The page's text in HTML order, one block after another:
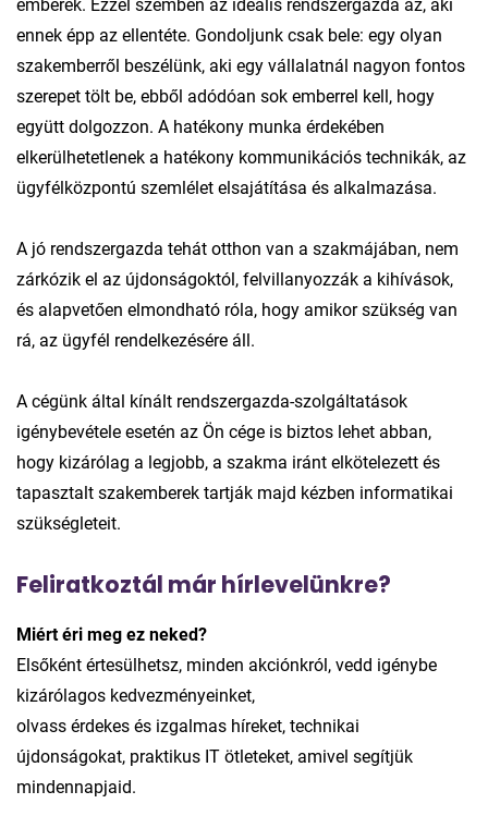
emberek. Ezzel szemben az ideális rendszergazda az, aki
ennek épp az ellentéte. Gondoljunk csak bele: egy olyan
szakemberről beszélünk, aki egy vállalatnál nagyon fontos
szerepet tölt be, ebből adódóan sok emberrel kell, hogy
együtt dolgozzon. A hatékony munka érdekében
elkerülhetetlenek a hatékony kommunikációs technikák, az
ügyfélközpontú szemlélet elsajátítása és alkalmazása.
A jó rendszergazda tehát otthon van a szakmájában, nem
zárkózik el az újdonságoktól, felvillanyozzák a kihívások,
és alapvetően elmondható róla, hogy amikor szükség van
rá, az ügyfél rendelkezésére áll.
A cégünk által kínált rendszergazda-szolgáltatások
igénybevétele esetén az Ön cége is biztos lehet abban,
hogy kizárólag a legjobb, a szakma iránt elkötelezett és
tapasztalt szakemberek tartják majd kézben informatikai
szükségleteit.
Feliratkoztál már hírlevelünkre?
Miért éri meg ez neked?
Elsőként értesülhetsz, minden akciónkról, vedd igénybe
kizárólagos kedvezményeinket,
olvass érdekes és izgalmas híreket, technikai
újdonságokat, praktikus IT ötleteket, amivel segítjük
mindennapjaid.